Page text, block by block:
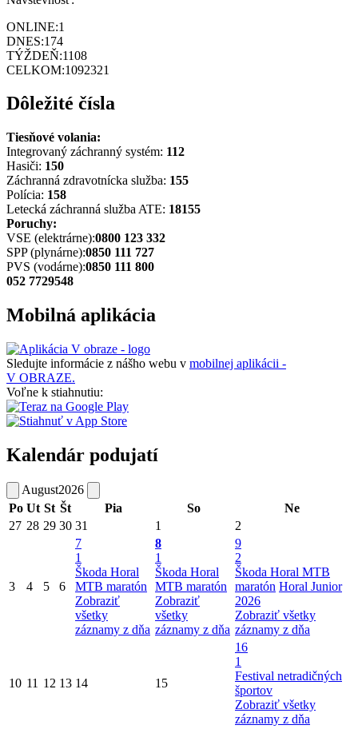
ONLINE:1
DNES:174
TÝŽDEŇ:1108
CELKOM:1092321
Dôležité čísla
Tiesňové volania:
Integrovaný záchranný systém: 112
Hasiči: 150
Záchranná zdravotnícka služba: 155
Polícia: 158
Letecká záchranná služba ATE: 18155
Poruchy:
VSE (elektrárne):0800 123 332
SPP (plynárne):0850 111 727
PVS (vodárne):0850 111 800
052 7729548
Mobilná aplikácia
Sledujte informácie z nášho webu v mobilnej aplikácii -
V OBRAZE.
Voľne k stiahnutiu:
Kalendár podujatí
August2026
Po Ut St Št Pia So
Ne
27 28 29 30 31 1 2
3 4 5 6
7
1
Škoda Horal
MTB maratón
Zobraziť
všetky
záznamy z dňa
8
1
Škoda Horal
MTB maratón
Zobraziť
všetky
záznamy z dňa
9
2
Škoda Horal MTB
maratón Horal Junior
2026
Zobraziť všetky
záznamy z dňa
10 11 12 13 14 15
16
1
Festival netradičných
športov
Zobraziť všetky
záznamy z dňa